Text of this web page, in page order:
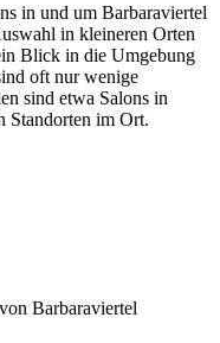
in und um Barbaraviertel
in kleineren Orten
Blick in die Umgebung
oft nur wenige
sind etwa Salons in
Standorten im Ort.
von Barbaraviertel